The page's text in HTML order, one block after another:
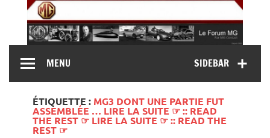
content
MG Contact
MG B, MG F, MG A, Midget…)SIDEBAR
MENU
ÉTIQUETTE : MG3 DONT UNE PARTIE FUT
ASSEMBLÉE … LIRE LA SUITE ☞ :: READ
THE REST ☞ LIRE LA SUITE ☞ :: READ THE
REST ☞